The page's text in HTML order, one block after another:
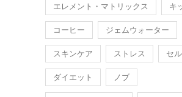
エレメント・マトリックス キ
コーヒー ジェムウォーター
スキンケア ストレス セ
ダイエット ノブ